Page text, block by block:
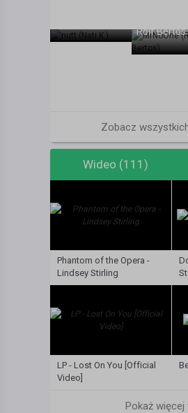
Rolf Bertos
Zobacz
Wideo (111)
Phantom of the Opera -
Lindsey Stirling
LP - Lost On You [Official
Video]
Pokaż